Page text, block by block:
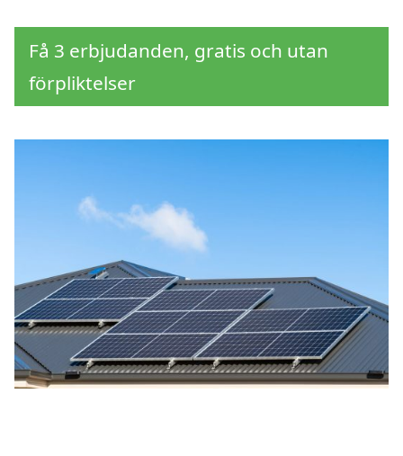
Få 3 erbjudanden, gratis och utan
förpliktelser